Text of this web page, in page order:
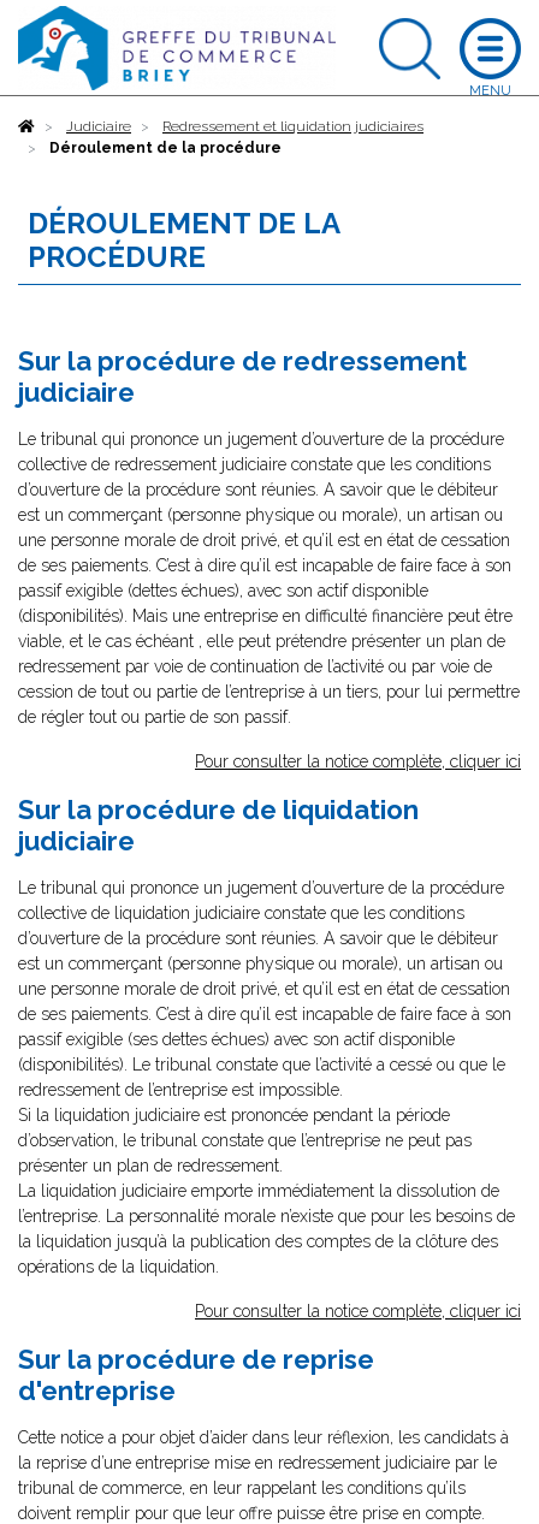
AccueilJudiciaire
Redressement et liquidation judiciaires
Déroulement de la procédure
DÉROULEMENT DE LA
PROCÉDURE
Sur la procédure de redressement
judiciaire
Le tribunal qui prononce un jugement d’ouverture de la procédure
collective de redressement judiciaire constate que les conditions
d’ouverture de la procédure sont réunies. A savoir que le débiteur
est un commerçant (personne physique ou morale), un artisan ou
une personne morale de droit privé, et qu’il est en état de cessation
de ses paiements. C’est à dire qu’il est incapable de faire face à son
passif exigible (dettes échues), avec son actif disponible
(disponibilités). Mais une entreprise en difficulté financière peut être
viable, et le cas échéant , elle peut prétendre présenter un plan de
redressement par voie de continuation de l’activité ou par voie de
cession de tout ou partie de l’entreprise à un tiers, pour lui permettre
de régler tout ou partie de son passif.
Pour consulter la notice complète, cliquer ici
Sur la procédure de liquidation
judiciaire
Le tribunal qui prononce un jugement d’ouverture de la procédure
collective de liquidation judiciaire constate que les conditions
d’ouverture de la procédure sont réunies. A savoir que le débiteur
est un commerçant (personne physique ou morale), un artisan ou
une personne morale de droit privé, et qu’il est en état de cessation
de ses paiements. C’est à dire qu’il est incapable de faire face à son
passif exigible (ses dettes échues) avec son actif disponible
(disponibilités). Le tribunal constate que l’activité a cessé ou que le
redressement de l’entreprise est impossible.
Si la liquidation judiciaire est prononcée pendant la période
d’observation, le tribunal constate que l’entreprise ne peut pas
présenter un plan de redressement.
La liquidation judiciaire emporte immédiatement la dissolution de
l’entreprise. La personnalité morale n’existe que pour les besoins de
la liquidation jusqu’à la publication des comptes de la clôture des
opérations de la liquidation.
Pour consulter la notice complète, cliquer ici
Sur la procédure de reprise
d'entreprise
Cette notice a pour objet d’aider dans leur réflexion, les candidats à
la reprise d’une entreprise mise en redressement judiciaire par le
tribunal de commerce, en leur rappelant les conditions qu’ils
doivent remplir pour que leur offre puisse être prise en compte.